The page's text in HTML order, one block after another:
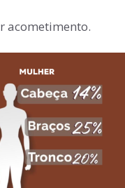
acometimento.